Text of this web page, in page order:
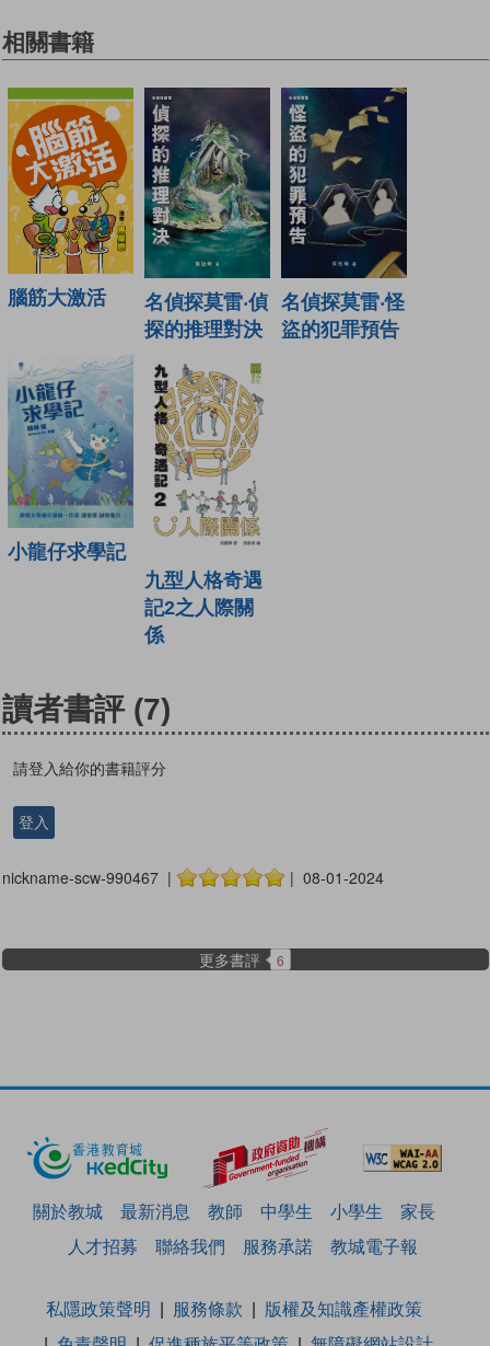
相關書籍
腦筋大激活
名偵探莫雷‧偵
探的推理對決
名偵探莫雷‧怪
盜的犯罪預告
小龍仔求學記
九型人格奇遇
記2之人際關
係
讀者書評 (7)
請登入給你的書籍評分
登入
nickname-scw-990467 | | 08-01-2024
更多書評 6
關於教城 最新消息 教師 中學生 小學生
家長
人才招募
聯絡我們 服務承諾 教城電子報
私隱政策聲明 服務條款
版權及知識產權政策